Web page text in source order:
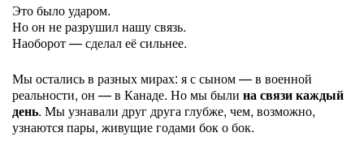
Это было ударом.
Но он не разрушил нашу связь.
Наоборот — сделал её сильнее.
Мы остались в разных мирах: я с сыном — в военной
реальности, он — в Канаде. Но мы были на связи каждый
день. Мы узнавали друг друга глубже, чем, возможно,
узнаются пары, живущие годами бок о бок.